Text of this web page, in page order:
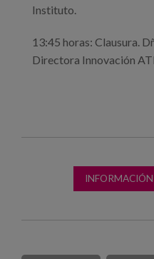
Instituto.
13:45 horas: Clausura.
Directora Innovación